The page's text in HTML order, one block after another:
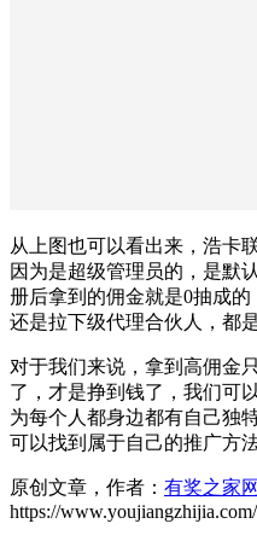
从上图也可以看出来，浩卡
因为是超级管理员的，是默
册后拿到的佣金就是0抽成的
还是拉下级代理合伙人，都
对于我们来说，拿到高佣金
了，才是挣到钱了，我们可
为每个人都身边都有自己独
可以找到属于自己的推广方
原创文章，作者： 有奖之家网
https://